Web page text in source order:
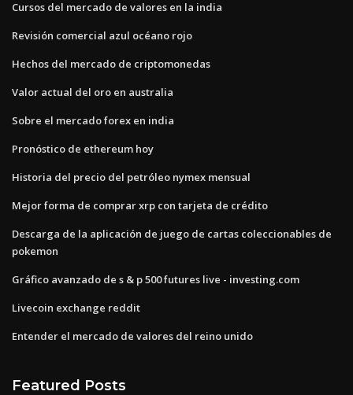
Cursos del mercado de valores en la india
Revisión comercial azul océano rojo
Hechos del mercado de criptomonedas
Valor actual del oro en australia
Sobre el mercado forex en india
Pronóstico de ethereum hoy
Historia del precio del petróleo nymex mensual
Mejor forma de comprar xrp con tarjeta de crédito
Descarga de la aplicación de juego de cartas coleccionables de
pokemon
Gráfico avanzado de s & p 500 futures live - investing.com
Livecoin exchange reddit
Entender el mercado de valores del reino unido
Featured Posts